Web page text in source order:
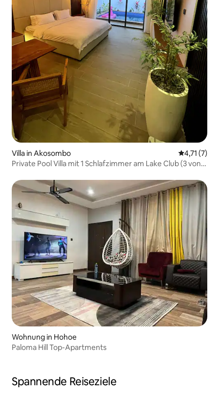
Villa in Akosombo
4,71 (7)
Private Pool Villa mit 1 Schlafzimmer am Lake Club (3 von
Wohnung in Hohoe
Paloma Hill Top-Apartments
Spannende Reiseziele